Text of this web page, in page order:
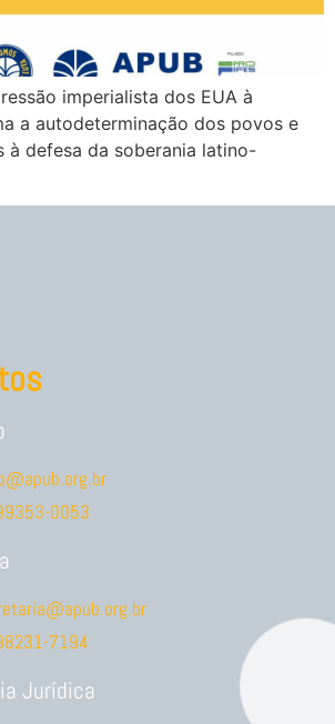
imperialista dos EUA à
a autodeterminação dos povos e
à defesa da soberania latino-
0053
7194
Jurídica